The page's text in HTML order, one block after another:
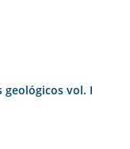
geológicos vol. I